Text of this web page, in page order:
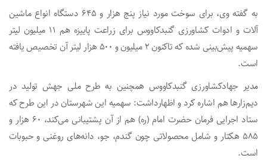
به گفته وی، برای سوخت مورد نیاز پنج هزار و ۶۴۵ دستگاه انواع ماشین
آلات و ادوات کشاورزی گنبدکاووس برای زراعت پاییزه هم ۱۱ میلیون لیتر
سهمیه پیش‌بینی شده که تاکنون ۲ میلیون و ۵۰۰ هزار لیتر آن تخصیص یافته
است.
مدیر جهادکشاورزی گنبدکاووس همچنین به طرح ملی جهش تولید در
دیم‌زارها هم اشاره کرد و اظهارداشت: سهمیه این شهرستان در این طرح که
ستاد اجرایی فرمان حضرت امام (ره) هم از آن پشتیبانی می‌کند، ۶۰ هزار و
۵۸۵ هکتار و شامل محصولاتی چون گندم، جو، دانه‌های روغنی و حبوبات
است.